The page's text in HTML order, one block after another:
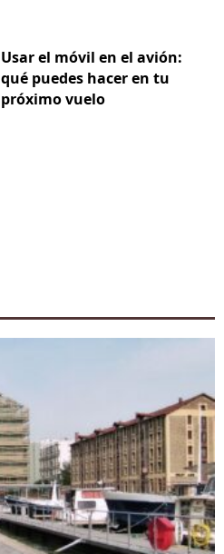
Usar el móvil en el avión:
qué puedes hacer en tu
próximo vuelo